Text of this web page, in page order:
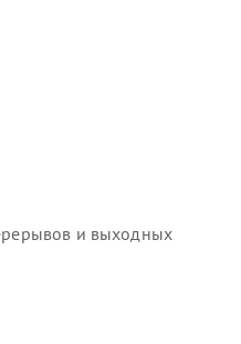
и выходных